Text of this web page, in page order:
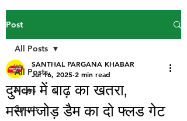
Post
All Posts
News
Sports
All Posts
दुमका में बाढ़ का खतरा,
मसानजोड़ डैम का दो फ्लड गेट
SANTHAL PARGANA KHABAR
Jul 16, 2025 2 min read